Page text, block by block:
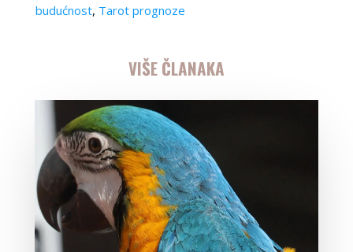
budućnost, Tarot prognoze
VIŠE ČLANAKA